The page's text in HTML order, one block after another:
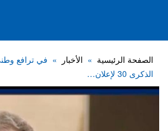
الصفحة الرئيسية الأخبار
في ترافع
الذكرى 30 لإعلان…